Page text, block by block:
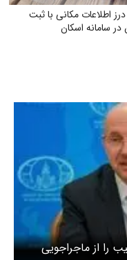
اطلاعات مکانی با ثبت
در سامانه اسکان
را از ماجراجویی